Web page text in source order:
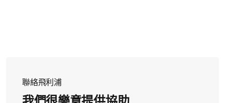
分 (請見下圖)。
如需拆卸和重新安裝刀頭的詳細說明，請參閱產品隨附的
聯絡飛利浦